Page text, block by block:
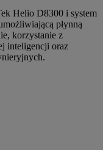
Helio D8300 i system
płynną
korzystanie z
inteligencji oraz